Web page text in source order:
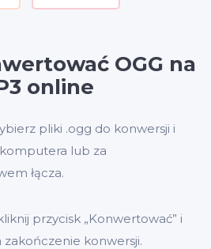
OGG na
online
pliki .ogg do konwersji i
lub za
łącza.
przycisk „Konwertować” i
zakończenie konwersji.